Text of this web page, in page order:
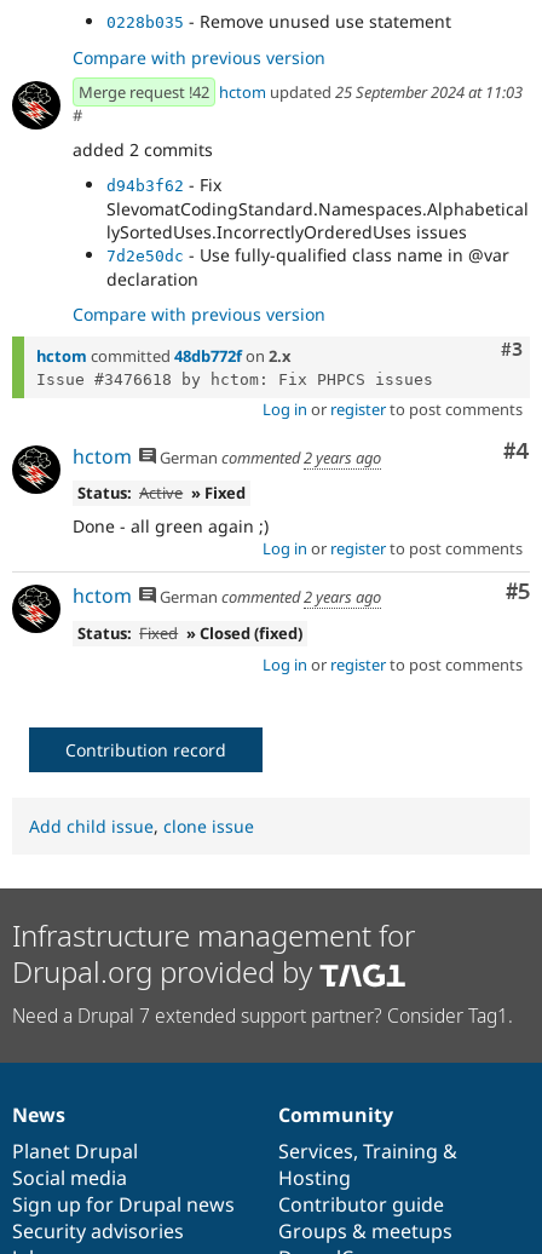
0228b035 - Remove unused use statement
Compare with previous version
Merge request !42 hctom updated 25 September 2024 at 11:03
#
added 2 commits
d94b3f62 - Fix
SlevomatCodingStandard.Namespaces.Alphabetical
lySortedUses.IncorrectlyOrderedUses issues
7d2e50dc - Use fully-qualified class name in @var
declaration
Compare with previous version
#3
hctom committed 48db772fon 2.x
Log in or registerto post comments
#4
hctom German commented2 years ago
Status: Active » Fixed
Done - all green again ;)
Log in or registerto post comments
#5
hctom German commented2 years ago
Status: Fixed » Closed (fixed)
Log in or registerto post comments
Contribution record
Add child issue, clone issue
Infrastructure management for
Drupal.org provided by
Need a Drupal 7 extended support partner? Consider Tag1.
News
items
News
Planet Drupal
Social media
Sign up for Drupal news
Security advisories
Our
community
Community
Services, Training &
Hosting
Contributor guide
Groups & meetups
Documentation
Drupal
code
base
Governance
of
community